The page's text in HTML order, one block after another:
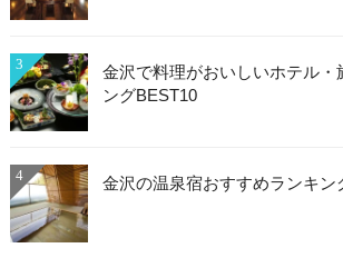
3
金沢で料理がおいしいホテル・
ングBEST10
4 金沢の温泉宿おすすめランキン